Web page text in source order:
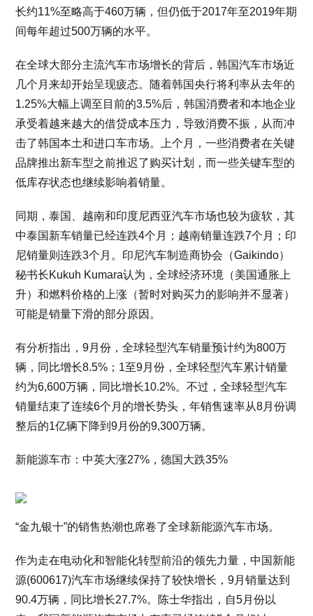
长约11%至略高于460万辆，但仍低于2017年至2019年期
间每年超过500万辆的水平。
在全球大部分主流汽车市场增长的背后，韩国汽车市场近
几个月来却开始呈现疲态。随着韩国央行将利率从去年的
1.25%大幅上调至目前的3.5%后，韩国消费者和本地企业
承受着越来越大的借贷成本压力，导致消费不振，从而冲
击了韩国本土和进口车市场。上个月，一些消费者在关键
品牌推出新车型之前推迟了购买计划，而一些关键车型的
低库存状态也继续影响着销量。
同期，泰国、越南和印度尼西亚汽车市场也较为疲软，其
中泰国新车销量已经连跌4个月；越南销量连跌7个月；印
尼销量则连跌3个月。印尼汽车制造商协会（Gaikindo）
秘书长Kukuh Kumara认为，全球经济环境（美国通胀上
升）和燃料价格的上涨（暂时对购买力的影响并不显著）
可能是销量下滑的部分原因。
有分析指出，9月份，全球轻型汽车销量预计约为800万
辆，同比增长8.5%；1至9月份，全球轻型汽车累计销量
约为6,600万辆，同比增长10.2%。不过，全球轻型汽车
销量结束了连续6个月的增长势头，年销售速率从8月份调
整后的1亿辆下降到9月份的9,300万辆。
新能源车市：中英大涨27%，德国大跌35%
“金九银十”的销售热潮也席卷了全球新能源汽车市场。
作为走在电动化和智能化转型前沿的领先力量，中国新能
源(600617)汽车市场继续保持了较快增长，9月销量达到
90.4万辆，同比增长27.7%。陈士华指出，自5月份以